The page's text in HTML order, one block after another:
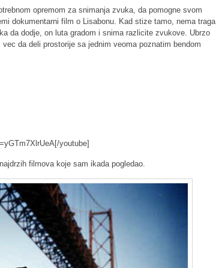
opremom za snimanja zvuka, da pomogne svom
dokumentarni film o Lisabonu. Kad stize tamo, nema traga
da dodje, on luta gradom i snima razlicite zvukove. Ubrzo
da deli prostorije sa jednim veoma poznatim bendom
youtube]
filmova koje sam ikada pogledao.